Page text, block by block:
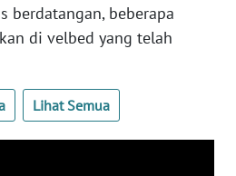
berdatangan, beberapa
di velbed yang telah
Lihat Semua